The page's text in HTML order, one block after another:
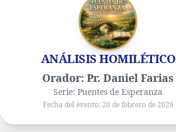
ANÁLISIS HOMILÉTICO
Orador: Pr. Daniel Farias
Serie: Puentes de Esperanza
Fecha del evento: 20 de febrero de 2026